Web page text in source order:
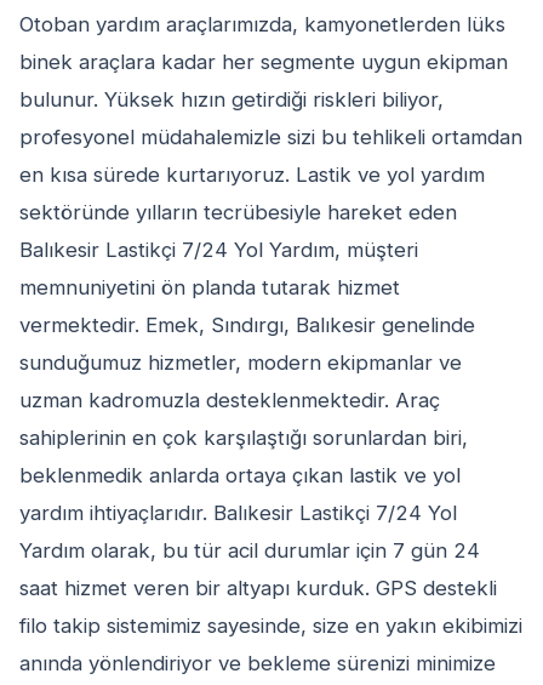
Otoban yardım araçlarımızda, kamyonetlerden lüks
binek araçlara kadar her segmente uygun ekipman
bulunur. Yüksek hızın getirdiği riskleri biliyor,
profesyonel müdahalemizle sizi bu tehlikeli ortamdan
en kısa sürede kurtarıyoruz. Lastik ve yol yardım
sektöründe yılların tecrübesiyle hareket eden
Balıkesir Lastikçi 7/24 Yol Yardım, müşteri
memnuniyetini ön planda tutarak hizmet
vermektedir. Emek, Sındırgı, Balıkesir genelinde
sunduğumuz hizmetler, modern ekipmanlar ve
uzman kadromuzla desteklenmektedir. Araç
sahiplerinin en çok karşılaştığı sorunlardan biri,
beklenmedik anlarda ortaya çıkan lastik ve yol
yardım ihtiyaçlarıdır. Balıkesir Lastikçi 7/24 Yol
Yardım olarak, bu tür acil durumlar için 7 gün 24
saat hizmet veren bir altyapı kurduk. GPS destekli
filo takip sistemimiz sayesinde, size en yakın ekibimizi
anında yönlendiriyor ve bekleme sürenizi minimize